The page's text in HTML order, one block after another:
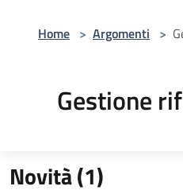
Home > Argomenti >
Gestione
Novità (1)